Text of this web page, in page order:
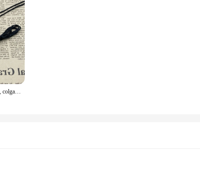
Collar de shungita Natural, colgante de protección de energía de piedras preciosas curativas de cristal, joyería DIY para mujer y hombre para mantener la salud